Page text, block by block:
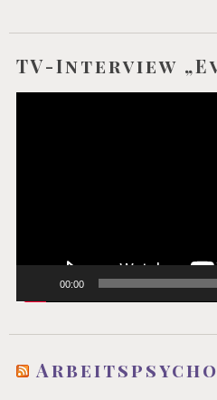
TV-Interview
00:00